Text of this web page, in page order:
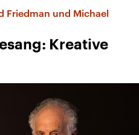
Friedman und Michael
Kreative